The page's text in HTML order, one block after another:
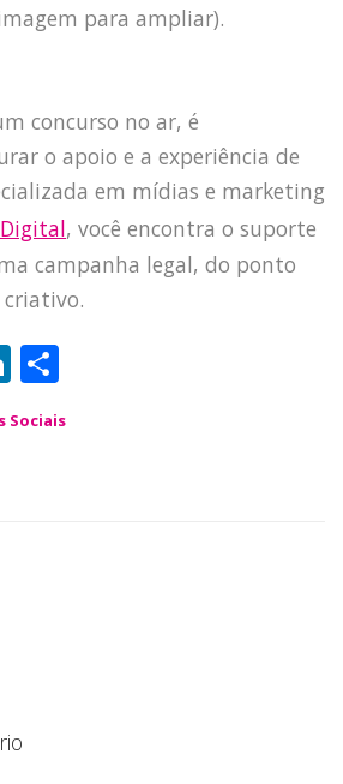
para ampliar).
concurso no ar, é
o apoio e a experiência de
em mídias e marketing
, você encontra o suporte
campanha legal, do ponto
Li
n
k a
Sociais